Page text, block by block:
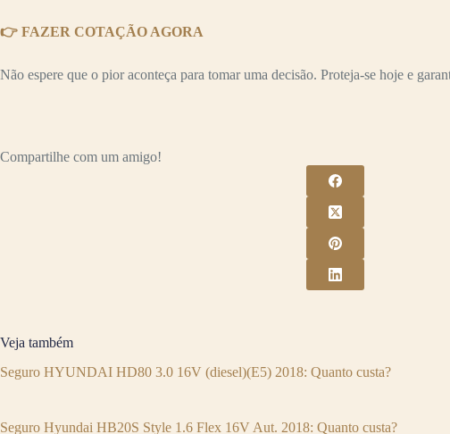
👉 FAZER COTAÇÃO AGORA
Não espere que o pior aconteça para tomar uma decisão. Proteja-se hoje e
Compartilhe com um amigo!
Veja também
Seguro HYUNDAI HD80 3.0 16V (diesel)(E5) 2018: Quanto custa?
Seguro Hyundai HB20S Style 1.6 Flex 16V Aut. 2018: Quanto custa?